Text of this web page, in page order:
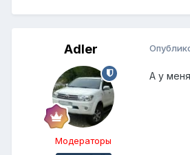
Adler
Модераторы
А у